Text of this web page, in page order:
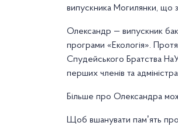
випускника Могилянки, що
Олександр — випускник
програми «Екологія».
Спудейського Братства
перших членів та
Більше про Олександра
Щоб вшанувати памʼять